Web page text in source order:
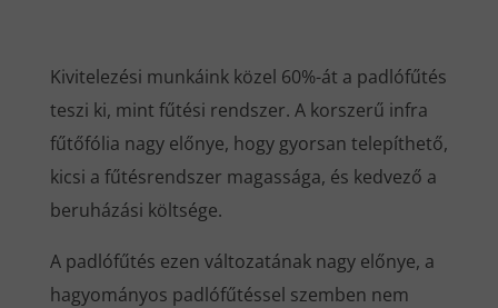
Kivitelezési munkáink közel 60%-át a padlófűtés
teszi ki, mint fűtési rendszer. A korszerű infra
fűtőfólia nagy előnye, hogy gyorsan telepíthető,
kicsi a fűtésrendszer magassága, és kedvező a
beruházási költsége.
A padlófűtés ezen változatának nagy előnye, a
hagyományos padlófűtéssel szemben nem